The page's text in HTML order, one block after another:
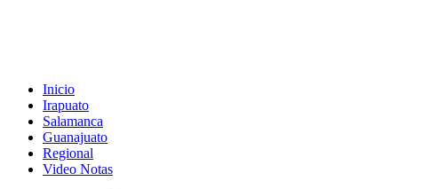
Inicio
Irapuato
Salamanca
Guanajuato
Regional
Video Notas